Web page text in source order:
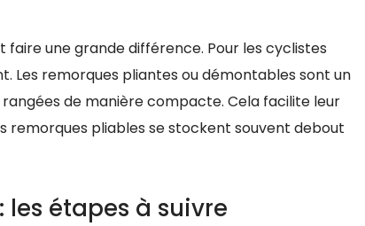
une grande différence. Pour les cyclistes
Les remorques pliantes ou démontables sont un
de manière compacte. Cela facilite leur
remorques pliables se stockent souvent debout
étapes à suivre